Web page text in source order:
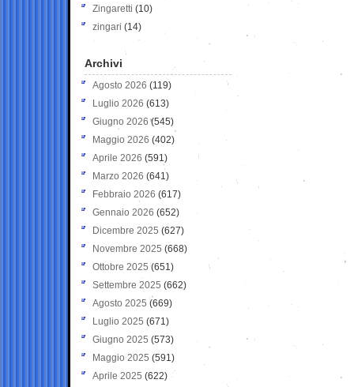
Zingaretti (10)
zingari (14)
Archivi
Agosto 2026 (119)
Luglio 2026 (613)
Giugno 2026 (545)
Maggio 2026 (402)
Aprile 2026 (591)
Marzo 2026 (641)
Febbraio 2026 (617)
Gennaio 2026 (652)
Dicembre 2025 (627)
Novembre 2025 (668)
Ottobre 2025 (651)
Settembre 2025 (662)
Agosto 2025 (669)
Luglio 2025 (671)
Giugno 2025 (573)
Maggio 2025 (591)
Aprile 2025 (622)